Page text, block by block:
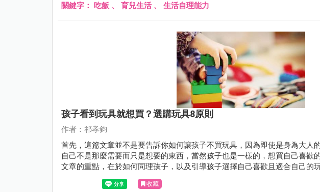
關鍵字： 吃飯 、 育兒生活、 生活自理能力
孩子看到玩具就想買？選購玩具8原則
作者：祁孝鈞
首先，這篇文章並不是要告訴你如何讓孩子不買玩具，因為即使是身為大人
自己不是那麼需要而只是想要的東西，當然孩子也是一樣的，想買自己喜歡
文章的重點，在於如何同理孩子，以及引導孩子選擇自己喜歡且適合自己的玩
收藏